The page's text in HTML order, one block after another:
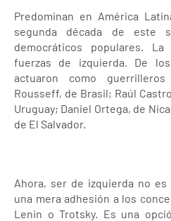
Predominan en América
segunda década de este
democráticos populares.
fuerzas de izquierda. De
actuaron como
Rousseff, de Brasil; Raúl
Uruguay; Daniel Ortega, de
de El Salvador.
Ahora, ser de izquierda no
una mera adhesión a los
Lenin o Trotsky. Es una